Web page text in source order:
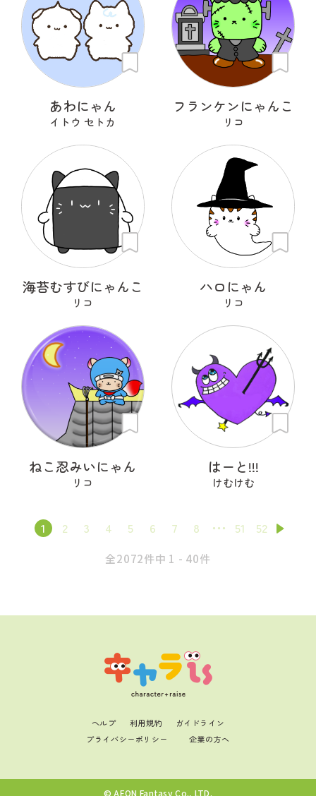
あわにゃん
イトウ セトカ
フランケンにゃんこ
リコ
海苔むすびにゃんこ
リコ
ハロにゃん
リコ
ねこ忍みいにゃん
リコ
はーと!!!
けむけむ
1 2 3 4 5 6 7 8 51 52
全2072件中 1 - 40件
ヘルプ 利用規約
ガイドライン
プライバシーポリシー
企業の方へ
© AEON Fantasy Co., LTD.